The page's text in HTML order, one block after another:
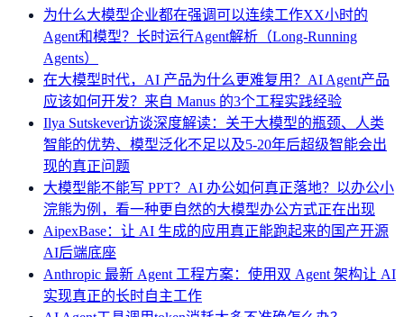
为什么大模型企业都在强调可以连续工作XX小时的
Agent和模型？长时运行Agent解析（Long-Running
Agents）
在大模型时代，AI 产品为什么更难复用？AI Agent产品
应该如何开发？来自 Manus 的3个工程实践经验
Ilya Sutskever访谈深度解读：关于大模型的瓶颈、人类
智能的优势、模型泛化不足以及5-20年后超级智能会出
现的真正问题
大模型能不能写 PPT？AI 办公如何真正落地？以办公小
浣熊为例，看一种更自然的大模型办公方式正在出现
AipexBase：让 AI 生成的应用真正能跑起来的国产开源
AI后端底座
Anthropic 最新 Agent 工程方案：使用双 Agent 架构让 AI
实现真正的长时自主工作